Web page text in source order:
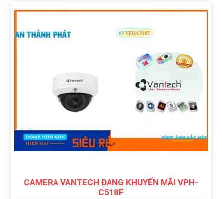
CAMERA VANTECH ĐANG KHUYẾN MÃI VPH-
C518F